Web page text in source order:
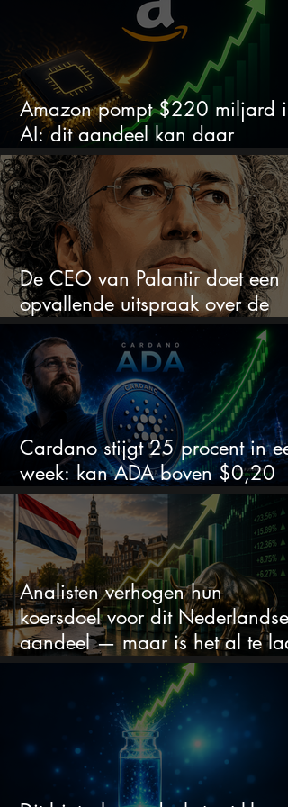
Amazon pompt $220 miljard in
AI: dit aandeel kan daar
explosief van profiteren
De CEO van Palantir doet een
opvallende uitspraak over de
beurs
Cardano stijgt 25 procent in
week: kan ADA boven $0,20
blijven?
Analisten verhogen hun
koersdoel voor dit Nederlandse
aandeel — maar is het al te laat
om in te stappen?